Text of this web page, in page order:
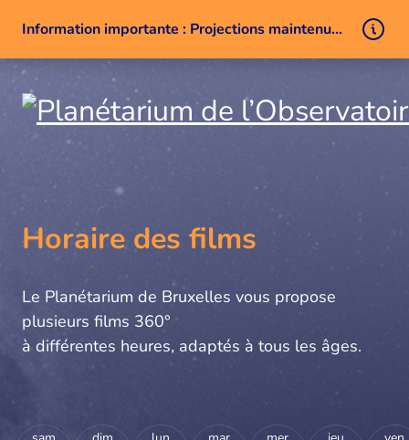
Information importante : Projections maintenues malgré un problème technique
Aller au contenu
Horaire des films
Le Planétarium de Bruxelles vous propose
plusieurs films 360°
à différentes heures, adaptés à tous les âges.